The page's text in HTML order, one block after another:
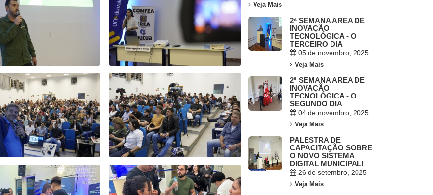
Veja Mais
2ª SEMANA AREA DE
INOVAÇÃO
TECNOLÓGICA - O
TERCEIRO DIA
05 de novembro, 2025
Veja Mais
2ª SEMANA AREA DE
INOVAÇÃO
TECNOLÓGICA - O
SEGUNDO DIA
04 de novembro, 2025
Veja Mais
PALESTRA DE
CAPACITAÇÃO SOBRE
O NOVO SISTEMA
DIGITAL MUNICIPAL!
26 de setembro, 2025
Veja Mais